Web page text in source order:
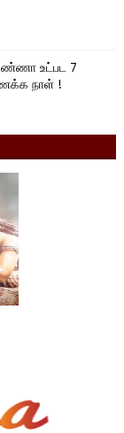
அண்ணா உட்பட 7
நாள் !